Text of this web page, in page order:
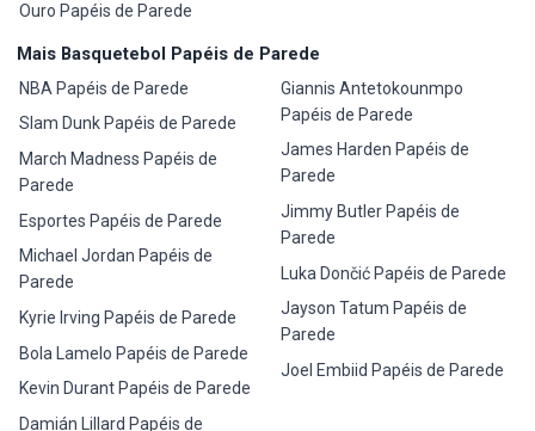
Ouro Papéis de Parede
Mais Basquetebol Papéis de Parede
NBA Papéis de Parede
Slam Dunk Papéis de Parede
March Madness Papéis de
Parede
Esportes Papéis de Parede
Michael Jordan Papéis de
Parede
Kyrie Irving Papéis de Parede
Bola Lamelo Papéis de Parede
Kevin Durant Papéis de Parede
Damián Lillard Papéis de
Giannis Antetokounmpo
Papéis de Parede
James Harden Papéis de
Parede
Jimmy Butler Papéis de
Parede
Luka Dončić Papéis de Parede
Jayson Tatum Papéis de
Parede
Joel Embiid Papéis de Parede